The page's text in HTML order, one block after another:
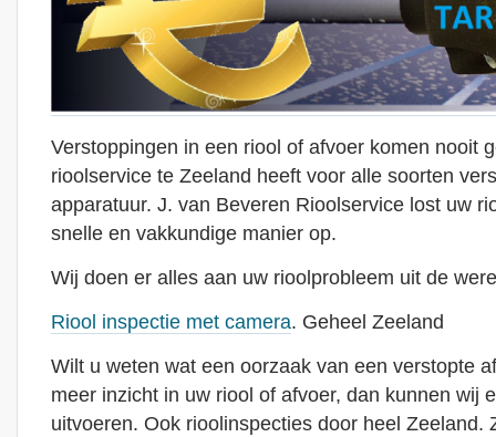
Verstoppingen in een riool of afvoer komen nooit
rioolservice te Zeeland heeft voor alle soorten
apparatuur. J. van Beveren Rioolservice lost uw
snelle en vakkundige manier op.
Wij doen er alles aan uw rioolprobleem uit de
Riool inspectie met camera. Geheel Zeeland
Wilt u weten wat een oorzaak van een verstopte
meer inzicht in uw riool of afvoer, dan kunnen wij
uitvoeren. Ook rioolinspecties door heel Zeeland.